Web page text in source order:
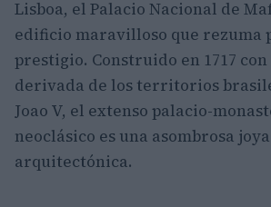
Lisboa, el Palacio Nacional de
edificio maravilloso que rezuma
prestigio. Construido en 1717
derivada de los territorios
Joao V, el extenso palacio-
neoclásico es una asombrosa
arquitectónica.